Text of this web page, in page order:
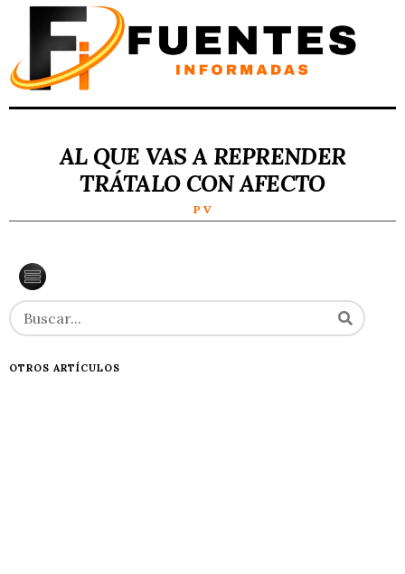
AL QUE VAS A REPRENDER
TRÁTALO CON AFECTO
P V
OTROS ARTÍCULOS